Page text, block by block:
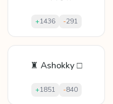
+1436 -291
♜ Ashokky □
+1851 -840